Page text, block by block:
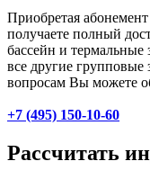
Приобретая
получаете полный
бассейн и термальные
все другие групповые
вопросам Вы можете
+7 (495) 150-10-60
Рассчитать